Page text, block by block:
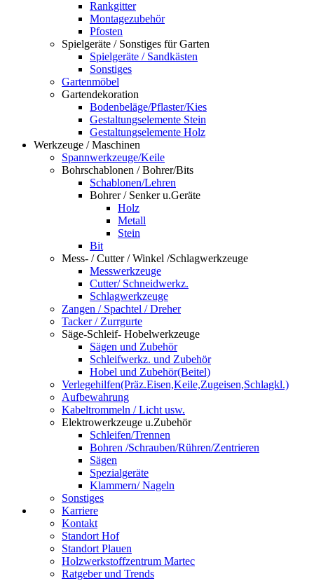
Rankgitter
Montagezubehör
Pfosten
Spielgeräte / Sonstiges für Garten
Spielgeräte / Sandkästen
Sonstiges
Gartenmöbel
Gartendekoration
Bodenbeläge/Pflaster/Kies
Gestaltungselemente Stein
Gestaltungselemente Holz
Werkzeuge / Maschinen
Spannwerkzeuge/Keile
Bohrschablonen / Bohrer/Bits
Schablonen/Lehren
Bohrer / Senker u.Geräte
Holz
Metall
Stein
Bit
Mess- / Cutter / Winkel /Schlagwerkzeuge
Messwerkzeuge
Cutter/ Schneidwerkz.
Schlagwerkzeuge
Zangen / Spachtel / Dreher
Tacker / Zurrgurte
Säge-Schleif- Hobelwerkzeuge
Sägen und Zubehör
Schleifwerkz. und Zubehör
Hobel und Zubehör(Beitel)
Verlegehilfen(Präz.Eisen,Keile,Zugeisen,Schlagkl.)
Aufbewahrung
Kabeltrommeln / Licht usw.
Elektrowerkzeuge u.Zubehör
Schleifen/Trennen
Bohren /Schrauben/Rühren/Zentrieren
Sägen
Spezialgeräte
Klammern/ Nageln
Sonstiges
Karriere
Kontakt
Standort Hof
Standort Plauen
Holzwerkstoffzentrum Martec
Ratgeber und Trends